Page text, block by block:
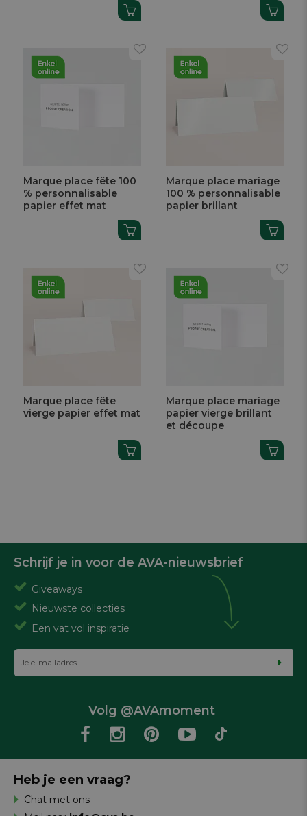
Marque place fête 100
% personnalisable
papier effet mat
Marque place mariage
100 % personnalisable
papier brillant
Marque place fête
vierge papier effet mat
Marque place mariage
papier vierge brillant
et découpe
Schrijf je in voor de AVA-nieuwsbrief
Giveaways
Nieuwste collecties
Een vat vol inspiratie
Volg @AVAmoment
Heb je een vraag?
Chat met ons